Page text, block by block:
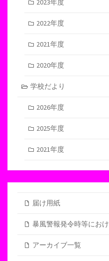
2022年度
2021年度
2020年度
学校だより
2026年度
2025年度
2021年度
届け用紙
暴風警報発令時等にお
アーカイブ一覧